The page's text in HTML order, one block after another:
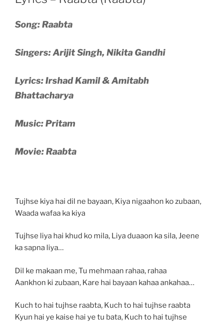
Song: Raabta
Singers: Arijit Singh, Nikita Gandhi
Lyrics: Irshad Kamil & Amitabh
Bhattacharya
Music: Pritam
Movie: Raabta
Tujhse kiya hai dil ne bayaan, Kiya nigaahon ko zubaan,
Waada wafaa ka kiya
Tujhse liya hai khud ko mila, Liya duaaon ka sila, Jeene
ka sapna liya…
Dil ke makaan me, Tu mehmaan rahaa, rahaa
Aankhon ki zubaan, Kare hai bayaan kahaa ankahaa…
Kuch to hai tujhse raabta, Kuch to hai tujhse raabta
Kyun hai ye kaise hai ye tu bata, Kuch to hai tujhse